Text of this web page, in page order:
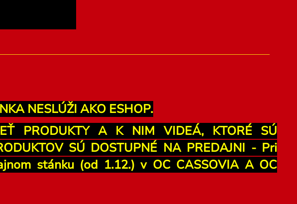
NESLÚŽI AKO ESHOP.
PRODUKTY A K NIM VIDEÁ, KTORÉ SÚ
SÚ DOSTUPNÉ NA PREDAJNI - Pri
stánku (od 1.12.) v OC CASSOVIA A OC